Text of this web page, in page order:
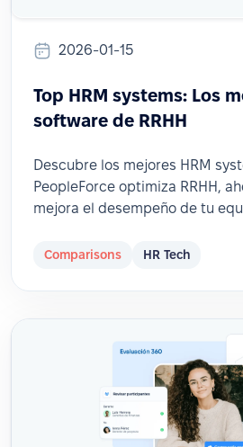
2026-01-15
Top HRM systems: Los
software de RRHH
Descubre los mejores HRM
PeopleForce optimiza RRHH,
mejora el desempeño de tu
Comparisons HR Tech